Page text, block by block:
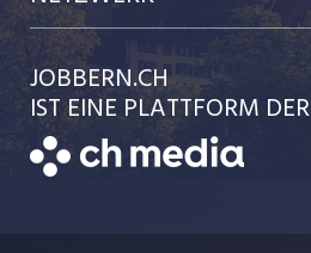
Festanstellungen
Temporäre Jobs
Freelance Jobs
Einzelinserat disponieren
Schnittstelle
Bewerber-Cockpit
Ratgeber
AGB
Datenschutzerklärung
jobbasel.ch
jobmittelland.ch
zentraljob.ch
JOBBERN.CH
IST EINE PLATTFORM DER